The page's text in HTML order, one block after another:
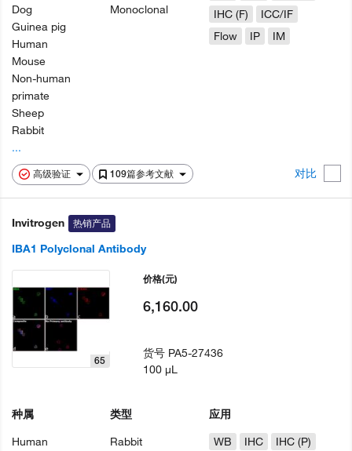
高级验证 109篇参考文献 对比
Dog
Guinea pig
Human
Mouse
Non-human
primate
Sheep
Rabbit
...
Monoclonal
IHC (F)
ICC/IF
Flow
IP IM
Invitrogen 热销产品
IBA1 Polyclonal Antibody
65
种属
Human
类型
Rabbit
应用
WB
IHC
IHC (P)
价格(元)
6,160.00
货号 PA5-27436
100 µL